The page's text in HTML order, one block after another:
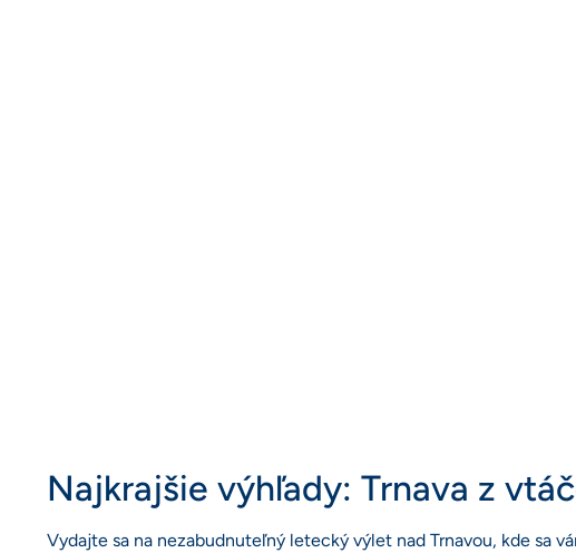
Najkrajšie výhľady: Trnava z
Vydajte sa na nezabudnuteľný letecký výlet nad Trnavou, kde sa